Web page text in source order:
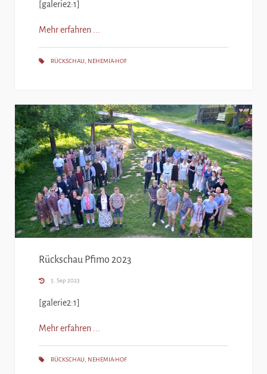
[galerie2:1]
Mehr erfahren ...
RÜCKSCHAU NEHEMIA-HOF
Rückschau Pfimo 2023
5. Sep 2023
[galerie2:1]
Mehr erfahren ...
RÜCKSCHAU NEHEMIA-HOF